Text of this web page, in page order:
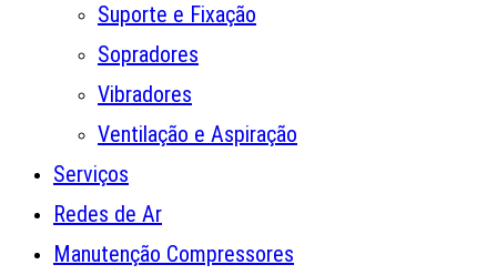
Suporte e Fixação
Sopradores
Vibradores
Ventilação e Aspiração
Serviços
Redes de Ar
Manutenção Compressores